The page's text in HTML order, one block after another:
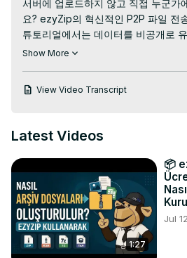
서버에 업로드하지 않고 직접 누군가
요? ezyZip의 혁신적인 P2P 파일 전
튜토리얼에서는 데이터를 비공개로
전송하는 안전한 브라우저 간 기술을
https://www.ezyzip.com/share-files-
앤 드롭하세요.
2. "파일 전송" 버튼을 클릭하고 파일
될 때까지 기다리세요.
3. 생성된 고유한 전송 링크(예: "
복사하세요.
4. 수신자에게 링크를 보내고 전송 중
두세요.
왜 P2P 파일 전송을 사용하나요? 브
Show More
View Video Transcript
Latest Videos
1:27
📦
Jul